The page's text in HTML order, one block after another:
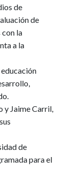
de
de
la
a la
y Jaime Carril,
de
para el